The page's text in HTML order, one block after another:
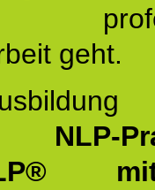
geht.
NLP-